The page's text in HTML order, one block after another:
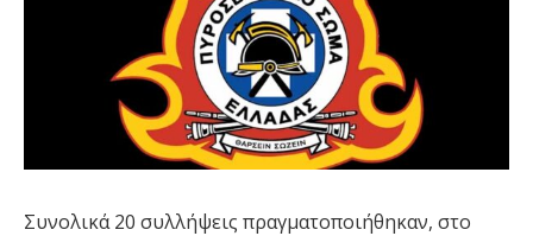
Συνολικά 20 συλλήψεις πραγματοποιήθηκαν, στο